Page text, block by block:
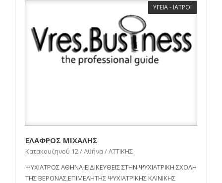
ΥΓΕΙΑ - ΙΑΤΡΟΙ
ΕΛΑΦΡΟΣ ΜΙΧΑΛΗΣ
Κατακουζηνού 12 / Αθήνα / ΑΤΤΙΚΗΣ
ΨΥΧΙΑΤΡΟΣ ΑΘΗΝΑ-ΕΙΔΙΚΕΥΘΕΙΣ ΣΤΗΝ ΨΥΧΙΑΤΡΙΚΗ ΣΧΟΛΗ
ΤΗΣ ΒΕΡΟΝΑΣ,ΕΠΙΜΕΛΗΤΗΣ ΨΥΧΙΑΤΡΙΚΗΣ ΚΛΙΝΙΚΗΣ